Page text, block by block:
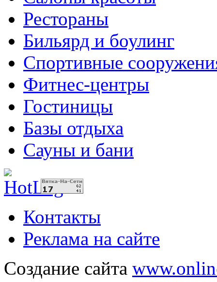
Рестораны
Бильярд и боулинг
Спортивные
Фитнес-центры
Гостиницы
Базы отдыха
Сауны и бани
Контакты
Реклама на сайте
Создание сайта